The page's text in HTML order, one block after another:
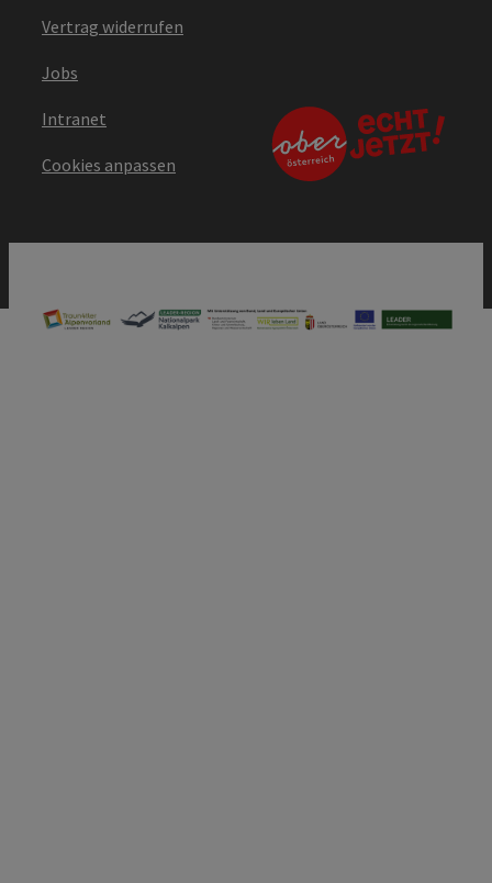
Vertrag widerrufen
Jobs
Intranet
Cookies anpassen